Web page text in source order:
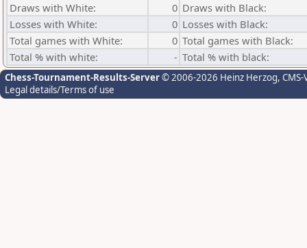
Draws with White:
0 Draws with Black:
Losses with White:
0 Losses with Black:
Total games with White:
0 Total games with Black:
Total % with white:
- Total % with black:
Chess-Tournament-Results-Server© 2006-2026 Heinz Herzog,
Legal details/Terms of use